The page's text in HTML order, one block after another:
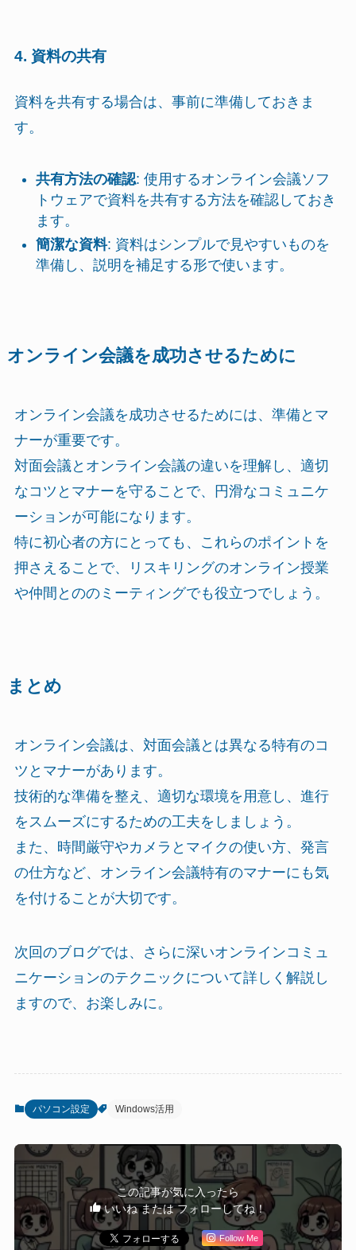
4. 資料の共有
資料を共有する場合は、事前に準備しておきま
す。
共有方法の確認: 使用するオンライン会議ソフ
トウェアで資料を共有する方法を確認しておき
ます。
簡潔な資料: 資料はシンプルで見やすいものを
準備し、説明を補足する形で使います。
オンライン会議を成功させるために
オンライン会議を成功させるためには、準備とマ
ナーが重要です。
対面会議とオンライン会議の違いを理解し、適切
なコツとマナーを守ることで、円滑なコミュニケ
ーションが可能になります。
特に初心者の方にとっても、これらのポイントを
押さえることで、リスキリングのオンライン授業
や仲間とののミーティングでも役立つでしょう。
まとめ
オンライン会議は、対面会議とは異なる特有のコ
ツとマナーがあります。
技術的な準備を整え、適切な環境を用意し、進行
をスムーズにするための工夫をしましょう。
また、時間厳守やカメラとマイクの使い方、発言
の仕方など、オンライン会議特有のマナーにも気
を付けることが大切です。
次回のブログでは、さらに深いオンラインコミュ
ニケーションのテクニックについて詳しく解説し
ますので、お楽しみに。
パソコン設定 Windows活用
この記事が気に入ったら
いいね または フォローしてね！
Follow Me